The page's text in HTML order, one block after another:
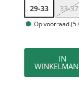
29-33 33-37
Op voorraad
IN